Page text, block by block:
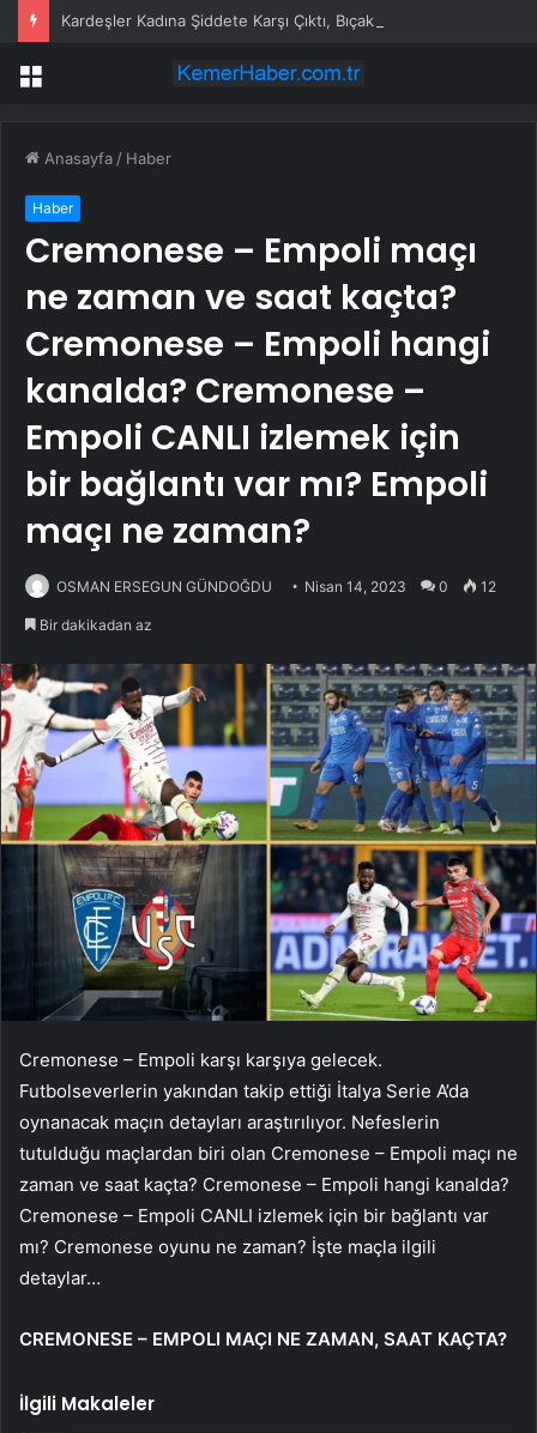
Kardeşler Kadına Şiddete Karşı Çıktı, Bıçaklandı
Menü
Anasayfa / Haber
Haber
Cremonese – Empoli maçı
ne zaman ve saat kaçta?
Cremonese – Empoli hangi
kanalda? Cremonese –
Empoli CANLI izlemek için
bir bağlantı var mı? Empoli
maçı ne zaman?
OSMAN ERSEGUN GÜNDOĞDU Nisan 14, 2023 0 12
Bir dakikadan az
Cremonese – Empoli karşı karşıya gelecek.
Futbolseverlerin yakından takip ettiği İtalya Serie A’da
oynanacak maçın detayları araştırılıyor. Nefeslerin
tutulduğu maçlardan biri olan Cremonese – Empoli maçı ne
zaman ve saat kaçta? Cremonese – Empoli hangi kanalda?
Cremonese – Empoli CANLI izlemek için bir bağlantı var
mı? Cremonese oyunu ne zaman? İşte maçla ilgili
detaylar…
CREMONESE – EMPOLI MAÇI NE ZAMAN, SAAT KAÇTA?
İlgili Makaleler